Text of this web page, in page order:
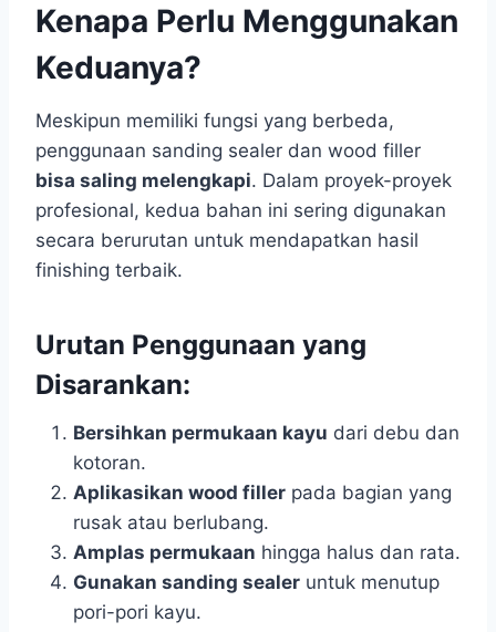
Kenapa Perlu Menggunakan
Keduanya?
Meskipun memiliki fungsi yang berbeda,
penggunaan sanding sealer dan wood filler
bisa saling melengkapi. Dalam proyek-proyek
profesional, kedua bahan ini sering digunakan
secara berurutan untuk mendapatkan hasil
finishing terbaik.
Urutan Penggunaan yang
Disarankan:
Bersihkan permukaan kayu dari debu dan
kotoran.
Aplikasikan wood filler pada bagian yang
rusak atau berlubang.
Amplas permukaan hingga halus dan rata.
Gunakan sanding sealer untuk menutup
pori-pori kayu.